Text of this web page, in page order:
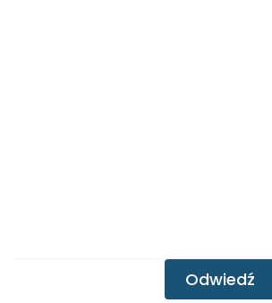
Odwiedź